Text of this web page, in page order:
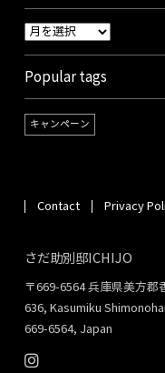
Popular tags
キャンペーン
Contact Privacy
さだ助別邸ICHIJO
〒669-6564 兵庫県美方郡
636, Kasumiku
669-6564, Japan